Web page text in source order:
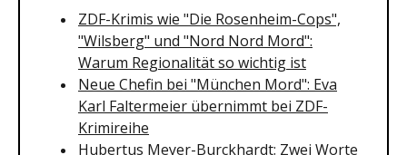
ZDF-Krimis wie "Die Rosenheim-Cops",
"Wilsberg" und "Nord Nord Mord":
Warum Regionalität so wichtig ist
Neue Chefin bei "München Mord": Eva
Karl Faltermeier übernimmt bei ZDF-
Krimireihe
Hubertus Meyer-Burckhardt: Zwei Worte